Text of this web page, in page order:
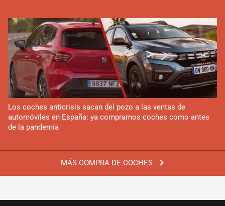
MÁS COMPRA DE COCHES
Los coches anticrisis sacan del pozo a las ventas de
automóviles en España: ya compramos coches como antes
de la pandemia